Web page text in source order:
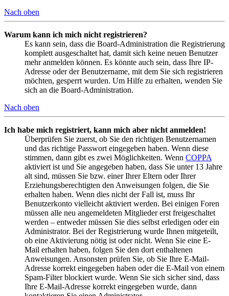
Nach oben
Warum kann ich mich nicht registrieren?
Es kann sein, dass die Board-Administration die Registrierung
komplett ausgeschaltet hat, damit sich keine neuen Benutzer
mehr anmelden können. Es könnte auch sein, dass Ihre IP-
Adresse oder der Benutzername, mit dem Sie sich registrieren
möchten, gesperrt wurden. Um Hilfe zu erhalten, wenden Sie
sich an die Board-Administration.
Nach oben
Ich habe mich registriert, kann mich aber nicht anmelden!
Überprüfen Sie zuerst, ob Sie den richtigen Benutzernamen
und das richtige Passwort eingegeben haben. Wenn diese
stimmen, dann gibt es zwei Möglichkeiten. Wenn COPPA
aktiviert ist und Sie angegeben haben, dass Sie unter 13 Jahre
alt sind, müssen Sie bzw. einer Ihrer Eltern oder Ihrer
Erziehungsberechtigten den Anweisungen folgen, die Sie
erhalten haben. Wenn dies nicht der Fall ist, muss Ihr
Benutzerkonto vielleicht aktiviert werden. Bei einigen Foren
müssen alle neu angemeldeten Mitglieder erst freigeschaltet
werden – entweder müssen Sie dies selbst erledigen oder ein
Administrator. Bei der Registrierung wurde Ihnen mitgeteilt,
ob eine Aktivierung nötig ist oder nicht. Wenn Sie eine E-
Mail erhalten haben, folgen Sie den dort enthaltenen
Anweisungen. Ansonsten prüfen Sie, ob Sie Ihre E-Mail-
Adresse korrekt eingegeben haben oder die E-Mail von einem
Spam-Filter blockiert wurde. Wenn Sie sich sicher sind, dass
Ihre E-Mail-Adresse korrekt eingegeben wurde, dann